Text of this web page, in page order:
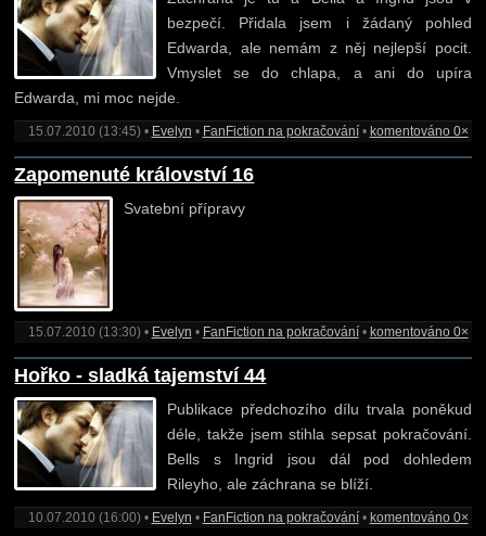
bezpečí. Přidala jsem i žádaný pohled
Edwarda, ale nemám z něj nejlepší pocit.
Vmyslet se do chlapa, a ani do upíra
Edwarda, mi moc nejde.
15.07.2010 (13:45) • Evelyn • FanFiction na pokračování• komentováno 0×
Zapomenuté království 16
Svatební přípravy
15.07.2010 (13:30) • Evelyn • FanFiction na pokračování• komentováno 0×
Hořko - sladká tajemství 44
Publikace předchozího dílu trvala poněkud
déle, takže jsem stihla sepsat pokračování.
Bells s Ingrid jsou dál pod dohledem
Rileyho, ale záchrana se blíží.
10.07.2010 (16:00) • Evelyn • FanFiction na pokračování• komentováno 0×